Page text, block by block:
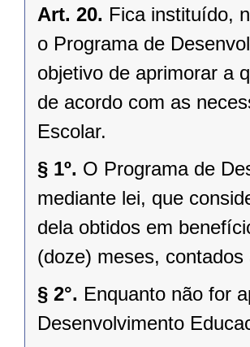
Art. 20. Fica instituído,
o Programa de
objetivo de aprimorar a
de acordo com as
Escolar.
§ 1º. O Programa de
mediante lei, que
dela obtidos em
(doze) meses,
§ 2°. Enquanto não for
Desenvolvimento